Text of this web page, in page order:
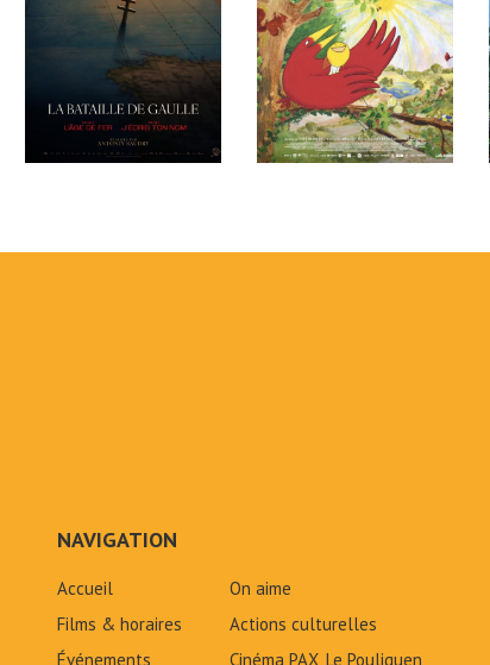
NAVIGATION
Accueil
Films & horaires
Événements
On aime
Actions culturelles
Cinéma PAX, Le Pouliguen